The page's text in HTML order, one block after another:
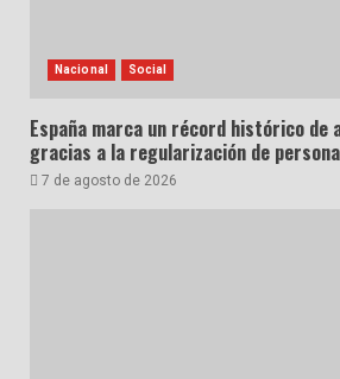
Nacional Social
España marca un récord histórico de
gracias a la regularización de
7 de agosto de 2026